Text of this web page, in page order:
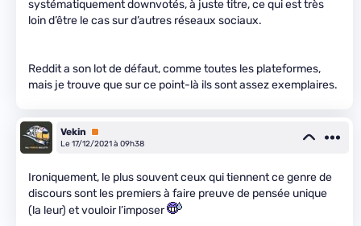
systématiquement downvotés, à juste titre, ce qui est très
loin d’être le cas sur d’autres réseaux sociaux.
Reddit a son lot de défaut, comme toutes les plateformes,
mais je trouve que sur ce point-là ils sont assez exemplaires.
Vekin
Premium
Le 17/12/2021 à 09h38
Ironiquement, le plus souvent ceux qui tiennent ce genre de
discours sont les premiers à faire preuve de pensée unique
(la leur) et vouloir l’imposer